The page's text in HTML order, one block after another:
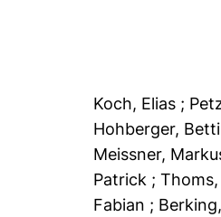
Koch, Elias ;
Hohberger,
Meissner,
Patrick ;
Fabian ;